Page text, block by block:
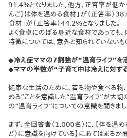
91.4%となりました。他方、正答率が低か
んご】は体を温める食材」が（正答率）
食材」が（正答率）44.2%となりました。
よく食卓にのぼる身近な食材であっても
特徴については、意外と知られていないも
◆冷え症ママの7割強が“温育ライフ”を
◆ママの半数が“子育て中は冷えに対す
健康な生活のために、着る物や食べる物
める”ことを意識した“温育ライフ”が大切
の“温育ライフ”についての意識を聞きまし
まず、全回答者（1,000名）に、【体を温
ど）に意識を向けている】にあてはまるか